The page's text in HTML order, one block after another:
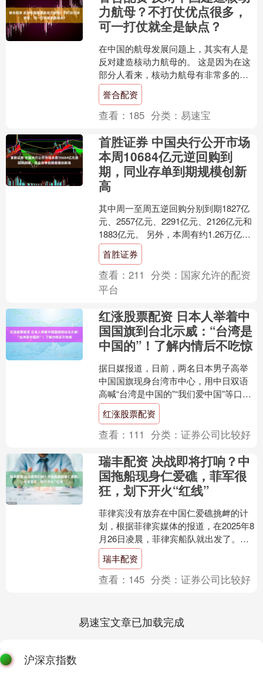
力航母？不打仗优点很多，
可一打仗就全是缺点？
在中国的航母发展问题上，其实有人是
反对建造核动力航母的。 这是因为在这
部分人看来，核动力航母有非常多的缺
陷，这些缺陷使得核动力航母在战时不
一定有常规动力航母好用....
誉合配资
查看： 185 分类： 易速宝
首胜证券 中国央行公开市场
本周10684亿元逆回购到
期，同业存单到期规模创新
高
其中周一至周五逆回购分别到期1827亿
元、2557亿元、2291亿元、2126亿元和
1883亿元。 另外，本周有约1.26万亿元
人民币同业存单到期，创下2014....
首胜证券
查看：211 分类： 国家允许的配资
平台
红涨股票配资 日本人举着中
国国旗到台北示威：“台湾是
中国的”！了解内情后不吃惊
据日媒报道，日前，两名日本男子高举
中国国旗现身台湾市中心，用中日双语
高喊“台湾是中国的”“我们爱中国”等口
号，相关视频在社交平台上广泛传播。
台当局以破坏公共秩序....
红涨股票配资
查看： 111 分类：证券公司比较好
瑞丰配资 决战即将打响？中
国拖船现身仁爱礁，菲军很
狂，划下开火“红线”
菲律宾没有放弃在中国仁爱礁挑衅的计
划，根据菲律宾媒体的报道，在2025年8
月26日凌晨，菲律宾船队就出发了。值
得注意的是，在2025年8月25日，中国海
军“南拖....
瑞丰配资
查看： 145 分类：证券公司比较好
易速宝文章已加载完成
沪深京指数